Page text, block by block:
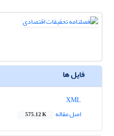
فایل ها
اصل مقاله
575.12 K